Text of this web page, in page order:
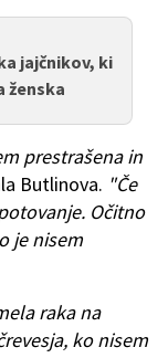
jajčnikov, ki
ženska
prestrašena in
Butlinova. "Če
Očitno
je nisem
raka na
ko nisem